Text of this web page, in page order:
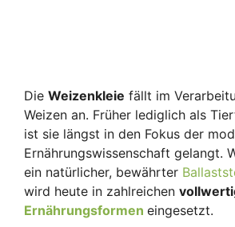
Die Weizenkleie fällt im
Weizen an. Früher lediglich als
ist sie längst in den Fokus der
Ernährungswissenschaft gelangt.
ein natürlicher, bewährter
wird heute in zahlreichen
Ernährungsformen eingesetzt.